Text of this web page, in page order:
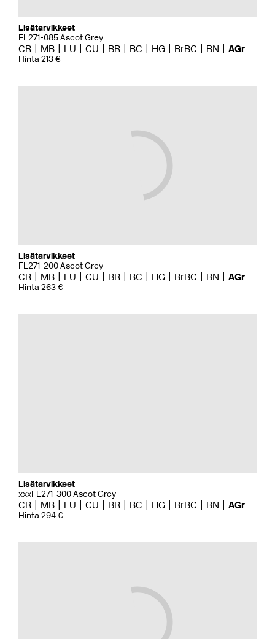
Lisätarvikkeet
FL271-085 Ascot Grey
CR MB LU CU BR BC HG BrBC BN AGr
Hinta 213 €
Lisätarvikkeet
FL271-200 Ascot Grey
CR MB LU CU BR BC HG BrBC BN AGr
Hinta 263 €
Lisätarvikkeet
xxxFL271-300 Ascot Grey
CR MB LU CU BR BC HG BrBC BN AGr
Hinta 294 €